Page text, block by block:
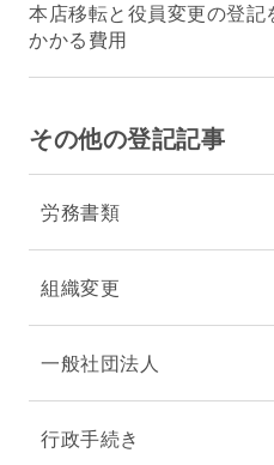
本店移転と役員変更の登記
かかる費用
その他の登記記事
労務書類
組織変更
一般社団法人
行政手続き